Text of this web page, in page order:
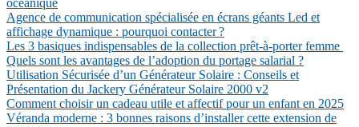
océanique
Agence de communication spécialisée en écrans géants Led et
affichage dynamique : pourquoi contacter ?
Les 3 basiques indispensables de la collection prêt-à-porter femme
Quels sont les avantages de l’adoption du portage salarial ?
Utilisation Sécurisée d’un Générateur Solaire : Conseils et
Présentation du Jackery Générateur Solaire 2000 v2
Comment choisir un cadeau utile et affectif pour un enfant en 2025
Véranda moderne : 3 bonnes raisons d’installer cette extension de